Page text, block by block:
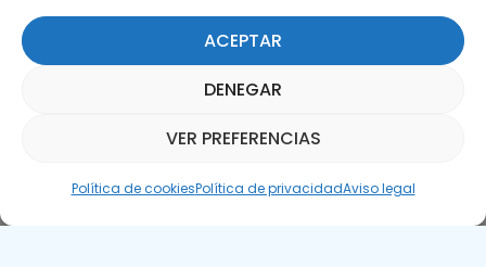
ACEPTAR
DENEGAR
VER PREFERENCIAS
Política de cookiesPolítica de privacidadAviso legal